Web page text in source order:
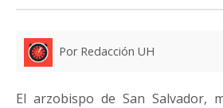
Por Redacción UH
El arzobispo de San Salvador,